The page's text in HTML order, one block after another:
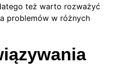
też warto rozważyć
problemów w różnych